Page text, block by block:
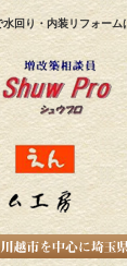
回り・内装リフォーム